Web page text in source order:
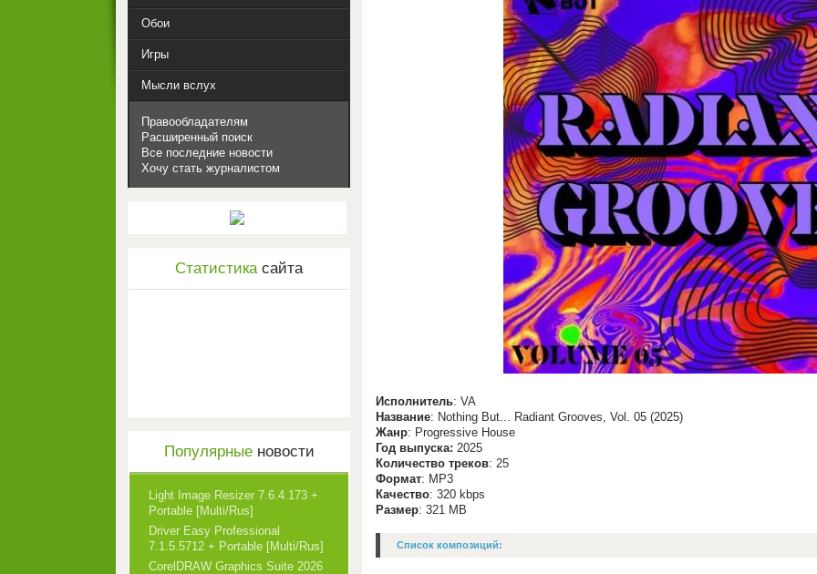
Исполнитель: VA
Название: Nothing But... Radiant Grooves, Vol. 05 (2025)
Жанр: Progressive House
Год выпуска: 2025
Количество треков: 25
Формат: MP3
Качество: 320 kbps
Размер: 321 MB
Список композиций:
Обои
Игры
Мысли вслух
Правообладателям
Расширенный поиск
Все последние новости
Хочу стать журналистом
Статистикасайта
Популярныеновости
Light Image Resizer 7.6.4.173 +
Portable [Multi/Rus]
Driver Easy Professional
7.1.5.5712 + Portable [Multi/Rus]
CorelDRAW Graphics Suite 2026